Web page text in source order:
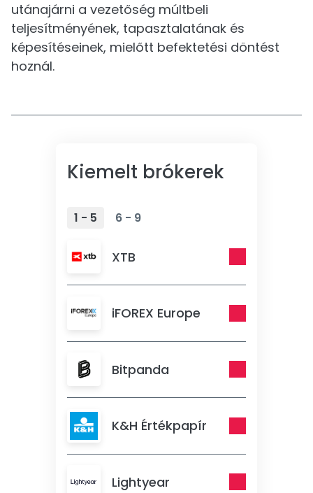
utánajárni a vezetőség múltbeli
teljesítményének, tapasztalatának és
képesítéseinek, mielőtt befektetési döntést
hoznál.
Kiemelt brókerek
1 - 5 6 - 9
XTB
iFOREX Europe
Bitpanda
K&H Értékpapír
Lightyear